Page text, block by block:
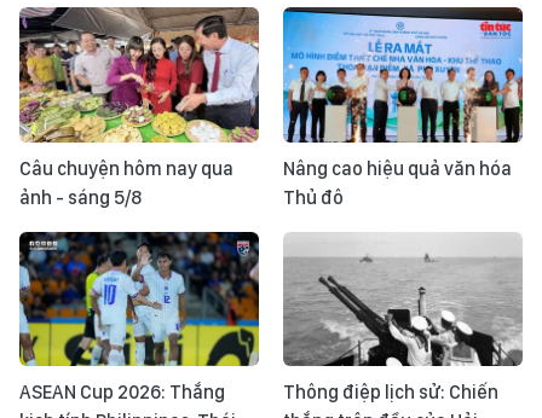
Câu chuyện hôm nay qua
ảnh - sáng 5/8
Nâng cao hiệu quả văn hóa
Thủ đô
ASEAN Cup 2026: Thắng
Thông điệp lịch sử: Chiến